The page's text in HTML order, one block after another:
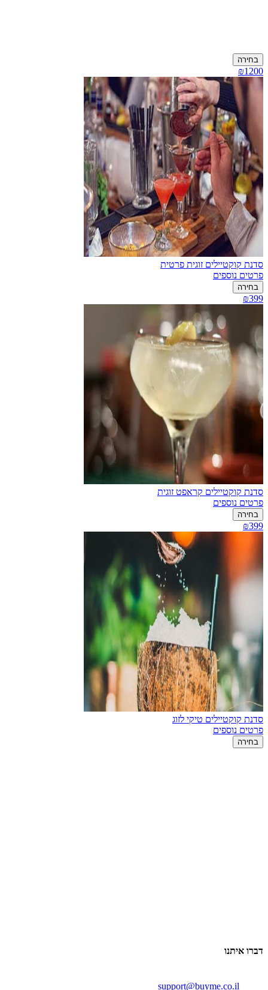
בחירה
₪1200
סדנת קוקטיילים זוגית פרטית
פרטים נוספים
בחירה
₪399
סדנת קוקטיילים קראפט זוגית
פרטים נוספים
בחירה
₪399
סדנת קוקטיילים טיקי לזוג
פרטים נוספים
בחירה
דברו איתנו
support@buyme.co.il